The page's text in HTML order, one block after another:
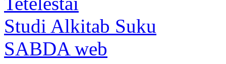
Studi Alkitab Suku
SABDA web